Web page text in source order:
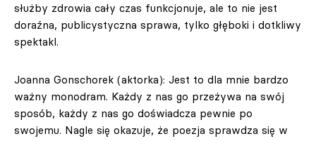
służby zdrowia cały czas funkcjonuje, ale to nie jest
doraźna, publicystyczna sprawa, tylko głęboki i dotkliwy
spektakl.
Joanna Gonschorek (aktorka): Jest to dla mnie bardzo
ważny monodram. Każdy z nas go przeżywa na swój
sposób, każdy z nas go doświadcza pewnie po
swojemu. Nagle się okazuje, że poezja sprawdza się w